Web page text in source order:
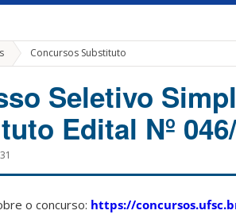
Concursos Substituto
Seletivo
Edital Nº
o concurso: https://